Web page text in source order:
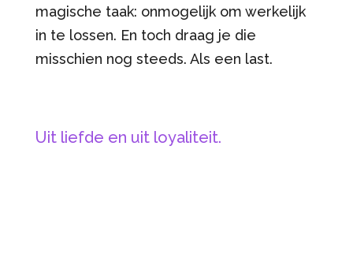
magische taak: onmogelijk om werkelijk
in te lossen. En toch draag je die
misschien nog steeds. Als een last.
Uit liefde en uit loyaliteit.